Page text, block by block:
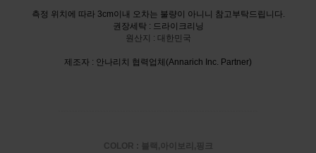
측정 위치에 따라 3cm이내 오차는 불량이 아니니 참고부탁드립니다.
권장세탁 : 드라이크리닝
원산지 : 대한민국
제조자 : 안나리치 협력업체(Annarich Inc. Partner)
COLOR : 블랙,아이보리,핑크